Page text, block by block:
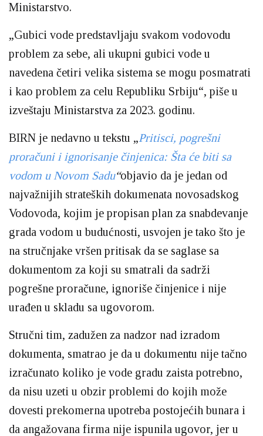
Ministarstvo.
„Gubici vode predstavljaju svakom vodovodu
problem za sebe, ali ukupni gubici vode u
navedena četiri velika sistema se mogu posmatrati
i kao problem za celu Republiku Srbiju“, piše u
izveštaju Ministarstva za 2023. godinu.
BIRN je nedavno u tekstu „Pritisci, pogrešni
proračuni i ignorisanje činjenica: Šta će biti sa
vodom u Novom Sadu“objavio da je jedan od
najvažnijih strateških dokumenata novosadskog
Vodovoda, kojim je propisan plan za snabdevanje
grada vodom u budućnosti, usvojen je tako što je
na stručnjake vršen pritisak da se saglase sa
dokumentom za koji su smatrali da sadrži
pogrešne proračune, ignoriše činjenice i nije
urađen u skladu sa ugovorom.
Stručni tim, zadužen za nadzor nad izradom
dokumenta, smatrao je da u dokumentu nije tačno
izračunato koliko je vode gradu zaista potrebno,
da nisu uzeti u obzir problemi do kojih može
dovesti prekomerna upotreba postojećih bunara i
da angažovana firma nije ispunila ugovor, jer u